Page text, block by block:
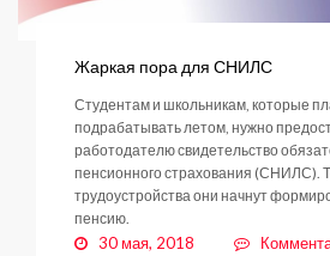
Жаркая пора для СНИЛС
Студентам и школьникам, которые
подрабатывать летом, нужно
работодателю свидетельство
пенсионного страхования (СНИЛС).
трудоустройства они начнут
пенсию.
30 мая, 2018